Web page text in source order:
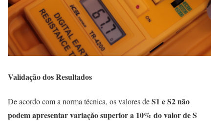
Validação dos Resultados
De acordo com a norma técnica, os valores deS1 e S2 não
podem apresentar variação superior a 10% do valor de S